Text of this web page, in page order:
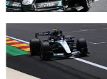
Barcelona GP